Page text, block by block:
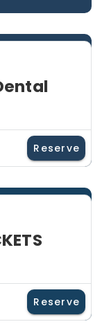
Reserve
Reserve